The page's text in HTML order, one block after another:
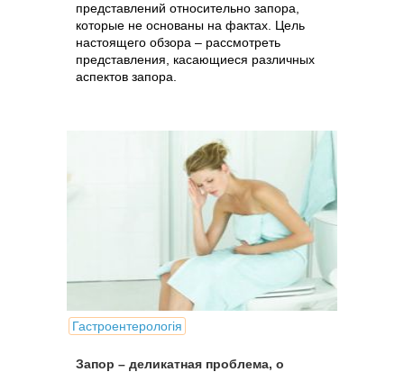
представлений относительно запора,
которые не основаны на фактах. Цель
настоящего обзора – рассмотреть
представления, касающиеся различных
аспектов запора.
Гастроентерологія
Запор – деликатная проблема, о